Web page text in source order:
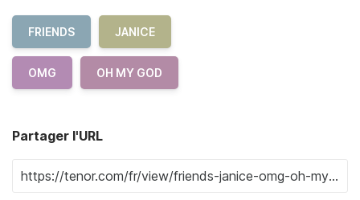
FRIENDS JANICE
OMG OH MY GOD
Partager l'URL